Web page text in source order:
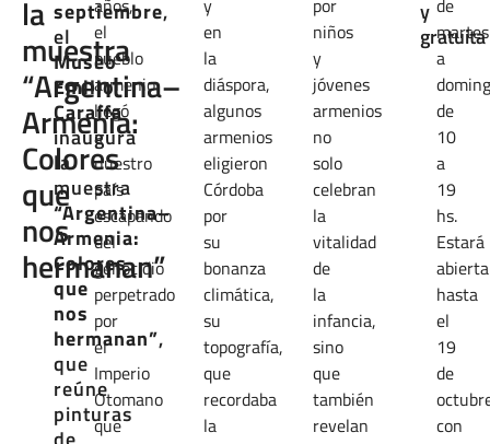
la
muestra
“Argentina–
Armenia:
Colores
que
nos
hermanan”
septiembre,
el
Museo
Emilio
Caraffa
inaugura
la
muestra
“Argentina–
Armenia:
Colores
que
nos
hermanan”,
que
reúne
pinturas
años,
el
pueblo
armenio
llegó
a
nuestro
país
escapando
del
genocidio
perpetrado
por
el
Imperio
Otomano
que
y
en
la
diáspora,
algunos
armenios
eligieron
Córdoba
por
su
bonanza
climática,
su
topografía,
que
recordaba
la
por
niños
y
jóvenes
armenios
no
solo
celebran
la
vitalidad
de
la
infancia,
sino
que
también
revelan
y
gratuita
de
martes
a
de
10
a
19
hs.
Estará
abierta
hasta
el
19
de
con